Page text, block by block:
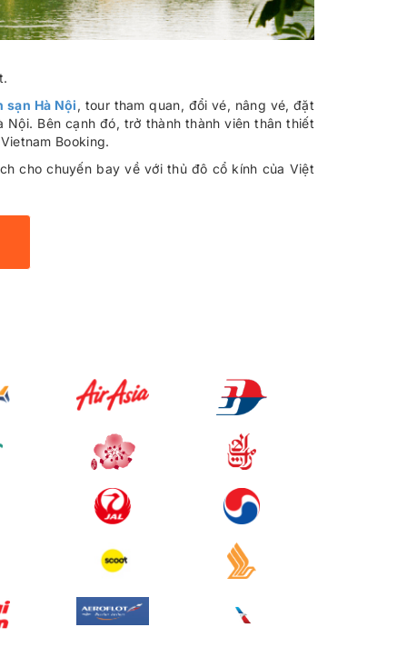
sạn Hà Nội , tour tham quan, đổi vé, nâng vé, đặt
Bên cạnh đó, trở thành thành viên thân thiết
Booking.
cho chuyến bay về với thủ đô cổ kính của Việt